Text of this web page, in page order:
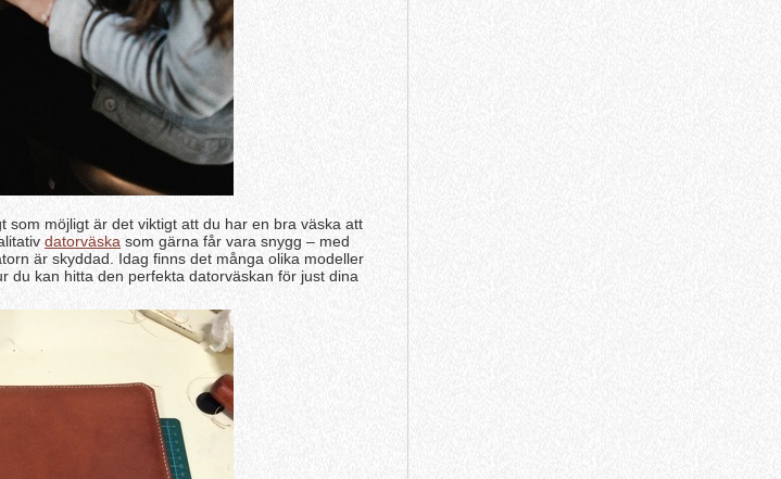
som möjligt är det viktigt att du har en bra väska att
datorväska som gärna får vara snygg – med
är skyddad. Idag finns det många olika modeller
du kan hitta den perfekta datorväskan för just dina